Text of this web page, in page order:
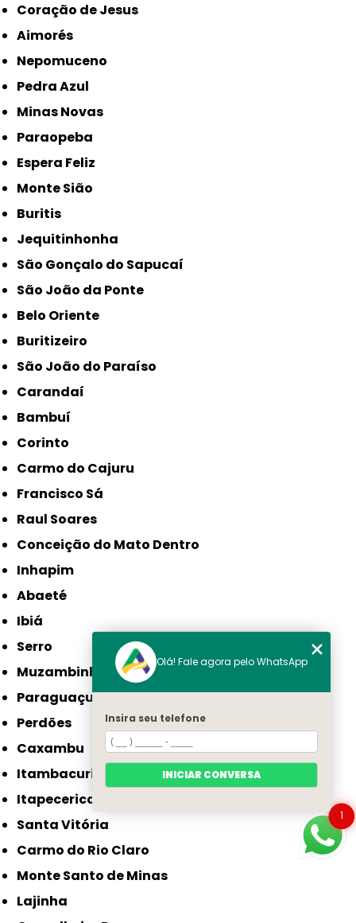
Coração de Jesus
Aimorés
Nepomuceno
Pedra Azul
Minas Novas
Paraopeba
Espera Feliz
Monte Sião
Buritis
Jequitinhonha
São Gonçalo do Sapucaí
São João da Ponte
Belo Oriente
Buritizeiro
São João do Paraíso
Carandaí
Bambuí
Corinto
Carmo do Cajuru
Francisco Sá
Raul Soares
Conceição do Mato Dentro
Inhapim
Abaeté
Ibiá
Serro
Muzambinho
Paraguaçu
Perdões
Caxambu
Itambacuri
Itapecerica
Santa Vitória
Carmo do Rio Claro
Monte Santo de Minas
Lajinha
1
Olá! Fale agora pelo WhatsApp
Insira seu telefone
INICIAR CONVERSA